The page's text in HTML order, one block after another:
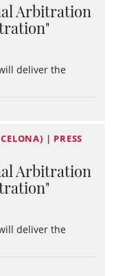
Arbitration
deliver the
| PRESS
Arbitration
deliver the